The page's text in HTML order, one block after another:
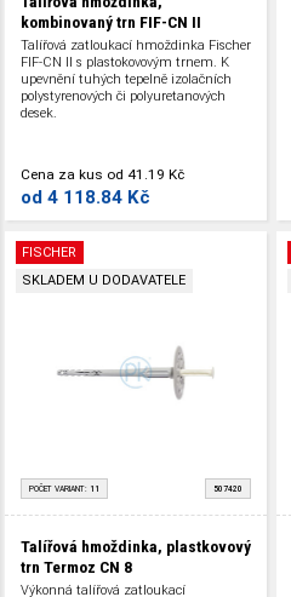
kombinovaný trn FIF-CN II
Talířová zatloukací hmoždinka Fischer
FIF-CN II s plastokovovým trnem. K
upevnění tuhých tepelně izolačních
polystyrenových či polyuretanových
desek.
Cena za kus od 41.19 Kč
od 4 118.84 Kč
FISCHER
SKLADEM U DODAVATELE
POČET VARIANT: 11 507420
Talířová hmoždinka, plastkovový
trn Termoz CN 8
Výkonná talířová zatloukací